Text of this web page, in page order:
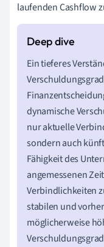
laufenden Cashflow
Ein tieferes
dynamische
nur aktuelle
sondern auch
Fähigkeit des
angemessenen
Verbindlichkeiten
stabilen und
möglicherweise